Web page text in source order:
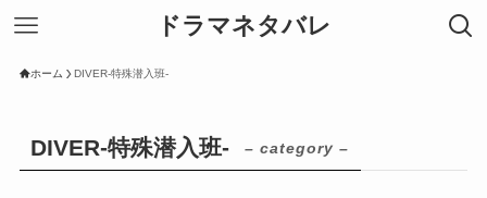
ドラマネタバレ
ホーム DIVER-特殊潜入班-
DIVER-特殊潜入班- – category –